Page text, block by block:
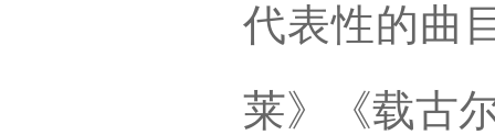
代表性的曲
莱》《载古